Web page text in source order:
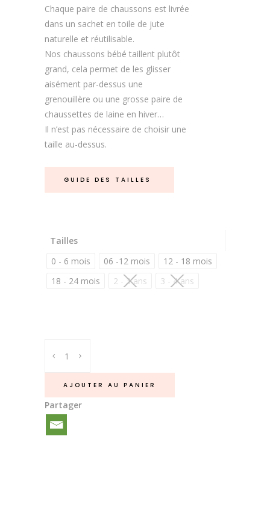
Chaque paire de chaussons est livrée
dans un sachet en toile de jute
naturelle et réutilisable.
Nos chaussons bébé taillent plutôt
grand, cela permet de les glisser
aisément par-dessus une
grenouillère ou une grosse paire de
chaussettes de laine en hiver…
Il n’est pas nécessaire de choisir une
taille au-dessus.
GUIDE DES TAILLES
Tailles
0 - 6 mois
06 -12 mois
12 - 18 mois
18 - 24 mois
2 - 3 ans 3 - 4 ans
mocassins
Rose
uni
quantité
AJOUTER AU PANIER
Partager